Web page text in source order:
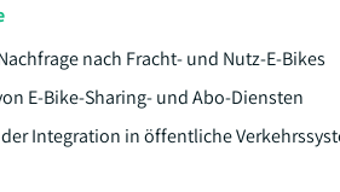
nach Fracht- und Nutz-E-Bikes
E-Bike-Sharing- und Abo-Diensten
Integration in öffentliche